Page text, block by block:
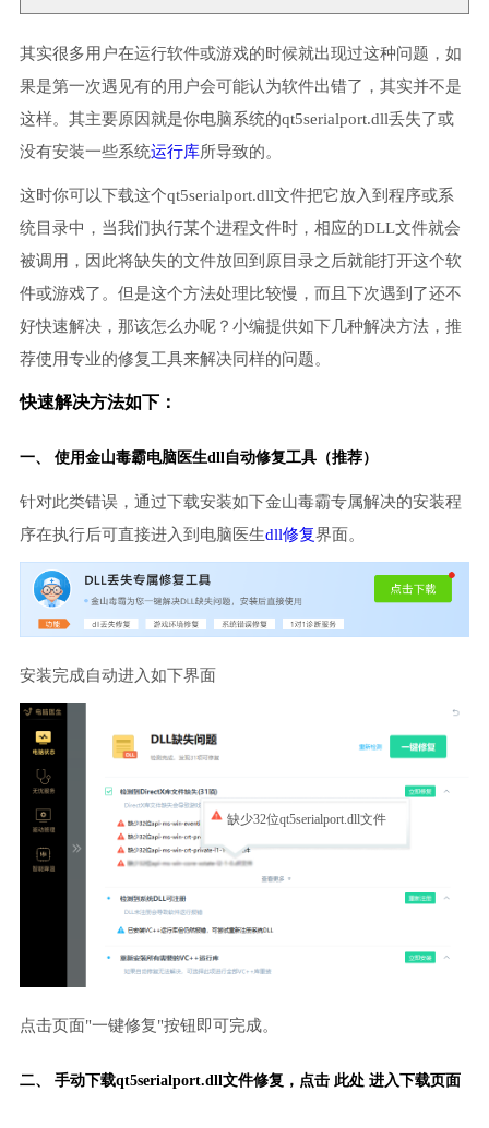
其实很多用户在运行软件或游戏的时候就出现过这种问题，如
果是第一次遇见有的用户会可能认为软件出错了，其实并不是
这样。其主要原因就是你电脑系统的qt5serialport.dll丢失了或
没有安装一些系统运行库所导致的。
这时你可以下载这个qt5serialport.dll文件把它放入到程序或系
统目录中，当我们执行某个进程文件时，相应的DLL文件就会
被调用，因此将缺失的文件放回到原目录之后就能打开这个软
件或游戏了。但是这个方法处理比较慢，而且下次遇到了还不
好快速解决，那该怎么办呢？小编提供如下几种解决方法，推
荐使用专业的修复工具来解决同样的问题。
快速解决方法如下：
一、 使用金山毒霸电脑医生dll自动修复工具（推荐）
针对此类错误，通过下载安装如下金山毒霸专属解决的安装程
序在执行后可直接进入到电脑医生dll修复界面。
安装完成自动进入如下界面
缺少32位qt5serialport.dll文件
点击页面"一键修复"按钮即可完成。
二、 手动下载qt5serialport.dll文件修复， 点击 此处 进入下载页面